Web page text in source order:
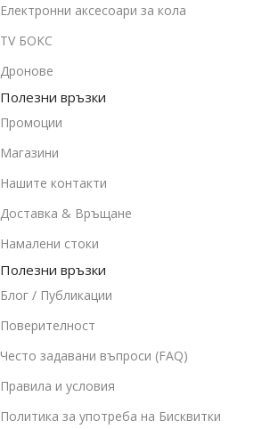
Електронни аксесоари за кола
TV БОКС
Дронове
Полезни връзки
Промоции
Магазини
Нашите контакти
Доставка & Връщане
Намалени стоки
Полезни връзки
Блог / Публикации
Поверителност
Често задавани въпроси (FAQ)
Правила и условия
Политика за употреба на Бисквитки